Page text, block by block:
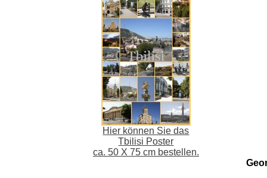
Hier können Sie das
Tbilisi Poster
ca. 50 X 75 cm bestellen.